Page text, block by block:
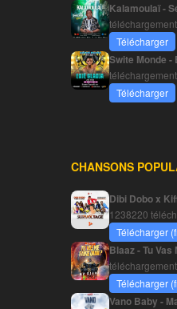
Kalamoulaï -
Télécharger
Swite Monde -
Télécharger
CHANSONS
Dibi Dobo x
1238220
Télécharger
Blaaz - Tu Vas
Télécharger
Vano Baby -